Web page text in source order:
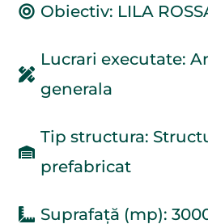
Obiectiv: LILA
Lucrari executate:
generala
Tip structura:
prefabricat
Suprafață (mp):